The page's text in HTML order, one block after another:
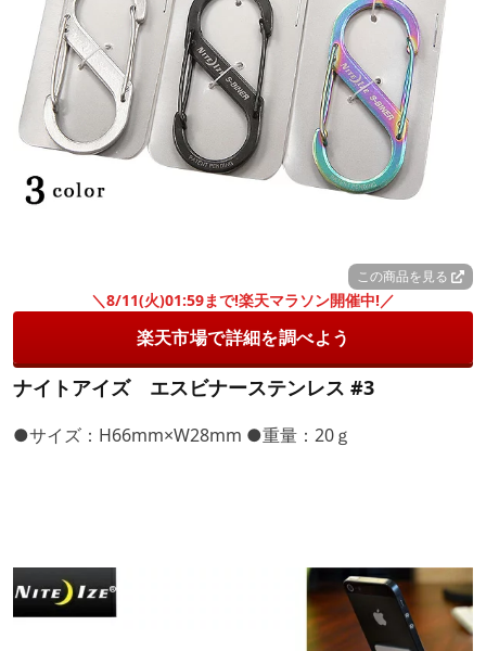
この商品を見る
＼8/11(火)01:59まで!楽天マラソン開催中!／
楽天市場で詳細を調べよう
ナイトアイズ エスビナーステンレス #3
●サイズ：H66mm×W28mm ●重量：20ｇ